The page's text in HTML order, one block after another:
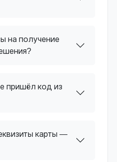
на получение
пришёл код из
карты —